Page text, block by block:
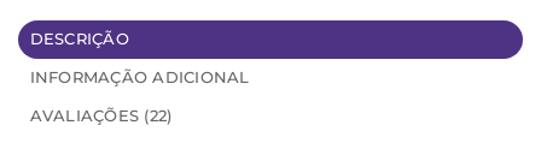
DESCRIÇÃO
INFORMAÇÃO ADICIONAL
AVALIAÇÕES (22)